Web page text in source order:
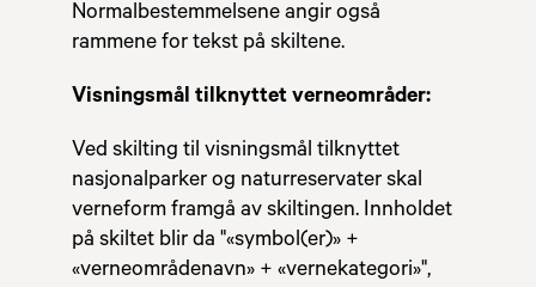
Normalbestemmelsene angir også
rammene for tekst på skiltene.
Visningsmål tilknyttet verneområder:
Ved skilting til visningsmål tilknyttet
nasjonalparker og naturreservater skal
verneform framgå av skiltingen. Innholdet
på skiltet blir da "«symbol(er)» +
«verneområdenavn» + «vernekategori»",